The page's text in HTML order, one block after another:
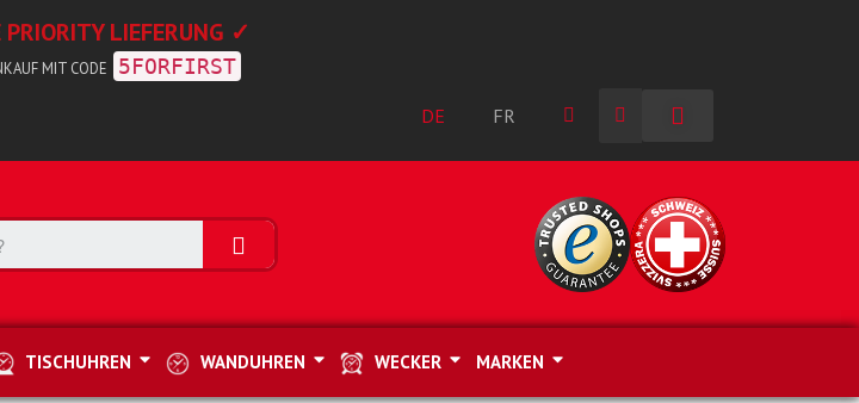
PRIORITY LIEFERUNG ✓
MIT CODE 5FORFIRST
DE FR
TISCHUHREN WANDUHREN WECKER MARKEN